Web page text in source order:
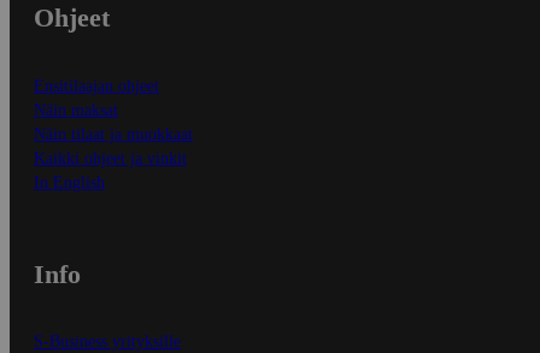
Ohjeet
Ensitilaajan ohjeet
Näin maksat
Näin tilaat ja muokkaat
Kaikki ohjeet ja vinkit
In English
Info
S-Business yrityksille